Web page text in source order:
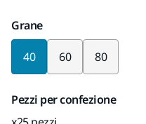
Grane
40 60 80
Pezzi per confezione